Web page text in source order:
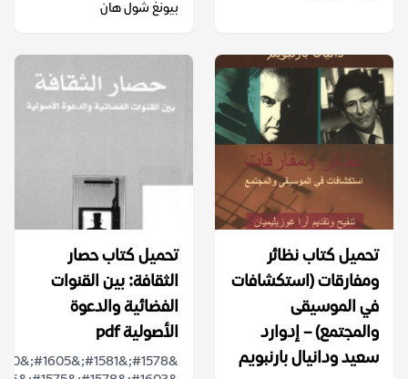
بيونغ شول هان
تحميل كتاب نظائر
ومفارقات (استكشافات
في الموسيقى
والمجتمع) – إدوارد
سعيد ودانيال بارنبويم
تحميل كتاب حصار
الثقافة: بين القنوات
الفضائية والدعوة
الأصولية pdf